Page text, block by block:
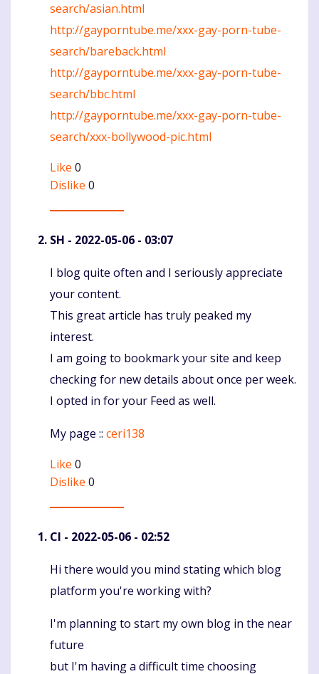
search/asian.html
http://gayporntube.me/xxx-gay-porn-tube-
search/bareback.html
http://gayporntube.me/xxx-gay-porn-tube-
search/bbc.html
http://gayporntube.me/xxx-gay-porn-tube-
search/xxx-bollywood-pic.html
Like 0
Dislike 0
SH - 2022-05-06 - 03:07
Komentaras
I blog quite often and I seriously appreciate
your content.
This great article has truly peaked my
interest.
I am going to bookmark your site and keep
checking for new details about once per week.
I opted in for your Feed as well.
My page :: ceri138
Like 0
Dislike 0
CI - 2022-05-06 - 02:52
Komentaras
Hi there would you mind stating which blog
platform you're working with?
I'm planning to start my own blog in the near
future
but I'm having a difficult time choosing